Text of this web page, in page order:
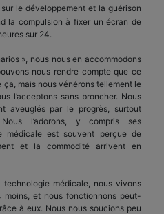
le développement et la guérison
la compulsion à fixer un écran de
sur 24.
», nous nous en accommodons
nous rendre compte que ce
ça, mais nous vénérons tellement le
l’acceptons sans broncher. Nous
aveuglés par le progrès, surtout
l’adorons, y compris ses
médicale est souvent perçue de
et la commodité arrivent en
médicale, nous vivons
moins, et nous fonctionnons peut-
à eux. Nous nous soucions peu